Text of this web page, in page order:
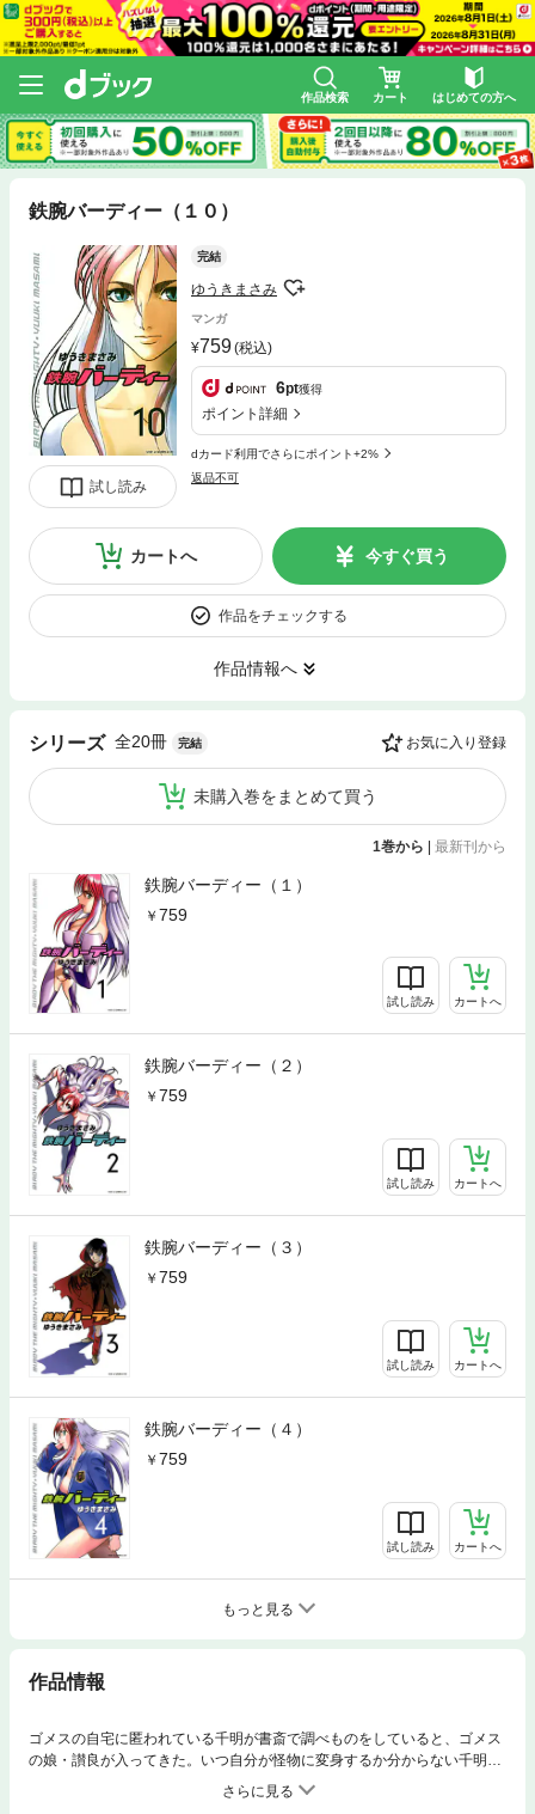
作品検索 カート はじめての方へ
鉄腕バーディー（１０）
試し読み
完結
ゆうきまさみ
マンガ
759(税込)
6pt獲得
ポイント詳細
dカード利用でさらにポイント+2%
返品不可
カートへ 今すぐ買う
作品をチェックする
作品情報へ
シリーズ 全20冊 完結 お気に入り登録
未購入巻をまとめて買う
1巻から | 最新刊から
鉄腕バーディー（１）
759
試し読み カートへ
鉄腕バーディー（２）
759
試し読み カートへ
鉄腕バーディー（３）
759
試し読み カートへ
鉄腕バーディー（４）
759
試し読み カートへ
もっと見る
作品情報
ゴメスの自宅に匿われている千明が書斎で調べものをしていると、ゴメス
の娘・讃良が入ってきた。いつ自分が怪物に変身するか分からない千明
は、彼女に注意を促しながらも、親しく話を始める。一方、千明の居場所
を探しているつとむ（バーディー）の疑いの目は、ついにゴメス宅に向け